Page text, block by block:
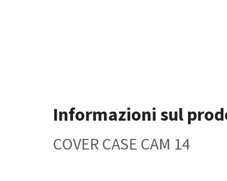
Informazioni sul
COVER CASE CAM 14